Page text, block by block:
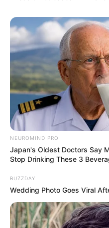
TAGS DRAMA KOREA MASTER’S
NEUROMIND PRO
Japan's Oldest Doctors Say
Stop Drinking These 3
BUZZDAY
Wedding Photo Goes Viral